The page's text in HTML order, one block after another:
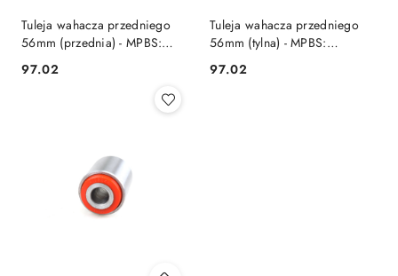
Tuleja wahacza przedniego
56mm (przednia) - MPBS:
4600748
Cena:
97.02
Tuleja wahacza przedniego
56mm (tylna) - MPBS:
4600749
Cena:
97.02